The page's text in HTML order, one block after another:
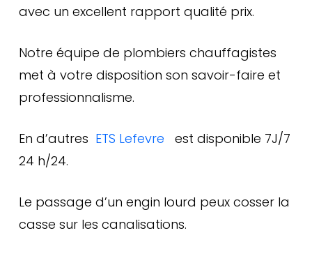
avec un excellent rapport qualité prix.
Notre équipe de plombiers chauffagistes
met à votre disposition son savoir-faire et
professionnalisme.
En d’autres ETS Lefevre est disponible 7J/7
24 h/24.
Le passage d’un engin lourd peux cosser la
casse sur les canalisations.